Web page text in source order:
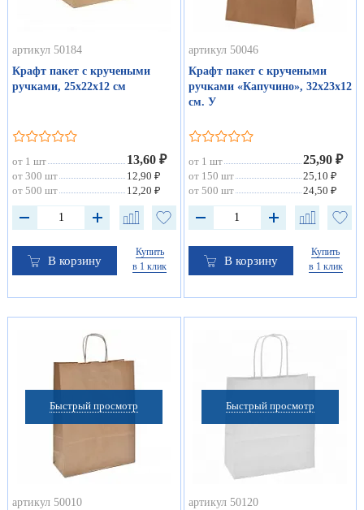
артикул 50184
Крафт пакет с кручеными
ручками, 25х22х12 см
от 1 шт 13,60 ₽
от 300 шт
12,90 ₽
от 500 шт
12,20 ₽
В корзину
Купить
в 1 клик
артикул 50046
Крафт пакет с кручеными
ручками «Капучино», 32х23х12
см. У
от 1 шт 25,90 ₽
от 150 шт
25,10 ₽
от 500 шт
24,50 ₽
В корзину
Купить
в 1 клик
Быстрый просмотр
артикул 50010
Быстрый просмотр
артикул 50120